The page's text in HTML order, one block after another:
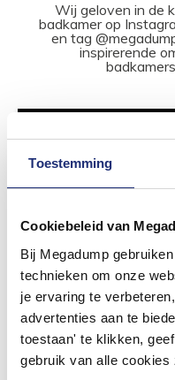
Toestemming
Cookiebeleid van
Bij Megadump
technieken om onze
je ervaring te
advertenties aan te
toestaan' te klikken,
gebruik van alle
Wij geloven in de
badkamer op
en tag
inspirerende